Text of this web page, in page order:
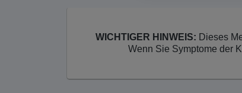
WICHTIGER HINWEIS: Dieses
Wenn Sie Symptome der